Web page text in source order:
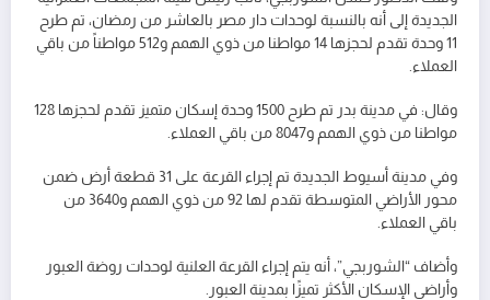
الجديدة إلى أنه بالنسبة لوحدات دار مصر بالعاشر من رمضان، تم طرح
11 وحدة تقدم لحجزها 14 مواطنا من ذوي الهمم و512 مواطناً من باقي
العملاء.
وقال: في مدينة بدر تم طرح 1500 وحدة إسكان متميز تقدم لحجزها 128
مواطنا من ذوي الهمم و8047 من باقي العملاء.
وفي مدينة أسيوط الجديدة تم إجراء القرعة على 31 قطعة أرض ضمن
محور الأراضي المتوسطة تقدم لها 92 من ذوي الهمم و3640 من
باقي العملاء.
وأضاف “الشوربجي”، أنه يتم إجراء القرعة العلنية لوحدات روضة العبور
وأراضي الإسكان الأكثر تميزًا بمدينة العبور.